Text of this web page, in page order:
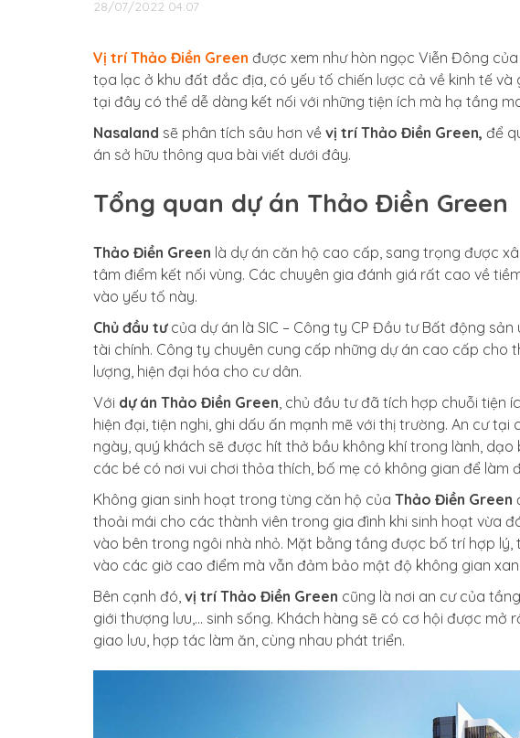
28/07/2022 04:07
Vị trí Thảo Điền Green được xem như hòn ngọc Viễn Đông của
tọa lạc ở khu đất đắc địa, có yếu tố chiến lược cả về kinh tế và
tại đây có thể dễ dàng kết nối với những tiện ích mà hạ tầng
Nasaland sẽ phân tích sâu hơn về vị trí Thảo Điền Green, để
án sở hữu thông qua bài viết dưới đây.
Tổng quan dự án Thảo Điền Green
Thảo Điền Green là dự án căn hộ cao cấp, sang trọng được
tâm điểm kết nối vùng. Các chuyên gia đánh giá rất cao về
vào yếu tố này.
Chủ đầu tưcủa dự án là SIC – Công ty CP Đầu tư Bất động
tài chính. Công ty chuyên cung cấp những dự án cao cấp cho
lượng, hiện đại hóa cho cư dân.
Với dự án Thảo Điền Green , chủ đầu tư đã tích hợp chuỗi tiện
hiện đại, tiện nghi, ghi dấu ấn mạnh mẽ với thị trường. An cư
ngày, quý khách sẽ được hít thở bầu không khí trong lành,
các bé có nơi vui chơi thỏa thích, bố mẹ có không gian để làm
Không gian sinh hoạt trong từng căn hộ của Thảo Điền Green
thoải mái cho các thành viên trong gia đình khi sinh hoạt vừa
vào bên trong ngôi nhà nhỏ. Mặt bằng tầng được bố trí hợp
vào các giờ cao điểm mà vẫn đảm bảo mật độ không gian
Bên cạnh đó, vị trí Thảo Điền Green cũng là nơi an cư của
giới thượng lưu,… sinh sống. Khách hàng sẽ có cơ hội được mở
giao lưu, hợp tác làm ăn, cùng nhau phát triển.